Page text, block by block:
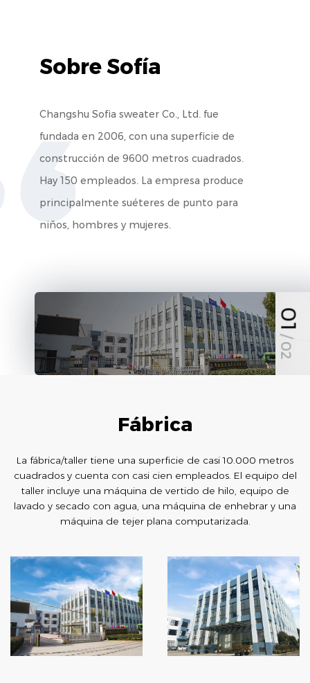
Sobre Sofía
Changshu Sofia sweater Co., Ltd. fue
fundada en 2006, con una superficie de
construcción de 9600 metros cuadrados.
Hay 150 empleados. La empresa produce
principalmente suéteres de punto para
niños, hombres y mujeres.
01
/ 02
Fábrica
La fábrica/taller tiene una superficie de casi 10.000 metros
cuadrados y cuenta con casi cien empleados. El equipo del
taller incluye una máquina de vertido de hilo, equipo de
lavado y secado con agua, una máquina de enhebrar y una
máquina de tejer plana computarizada.